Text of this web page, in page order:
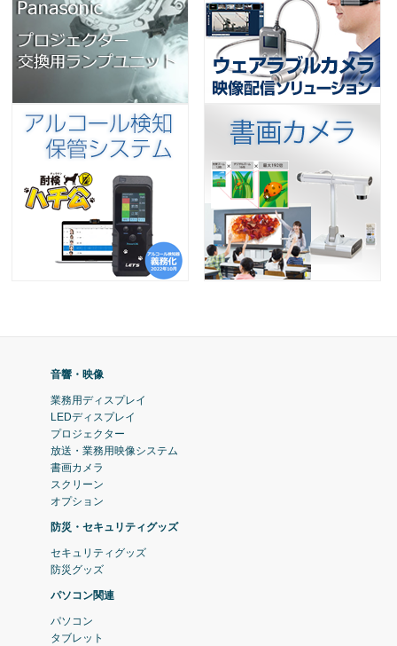
音響・映像
業務用ディスプレイ
LEDディスプレイ
プロジェクター
放送・業務用映像システム
書画カメラ
スクリーン
オプション
防災・セキュリティグッズ
セキュリティグッズ
防災グッズ
パソコン関連
パソコン
タブレット